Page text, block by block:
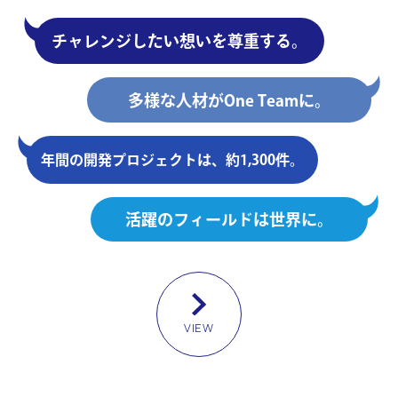
チャレンジしたい想いを尊重する。
多様な人材がOne Teamに。
年間の開発プロジェクトは、約1,300件。
活躍のフィールドは世界に。
VIEW